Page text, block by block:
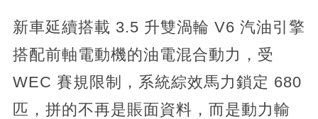
新車延續搭載 3.5 升雙渦輪 V6 汽油引擎
搭配前軸電動機的油電混合動力，受
WEC 賽規限制，系統綜效馬力鎖定 680
匹，拼的不再是賬面資料，而是動力輸